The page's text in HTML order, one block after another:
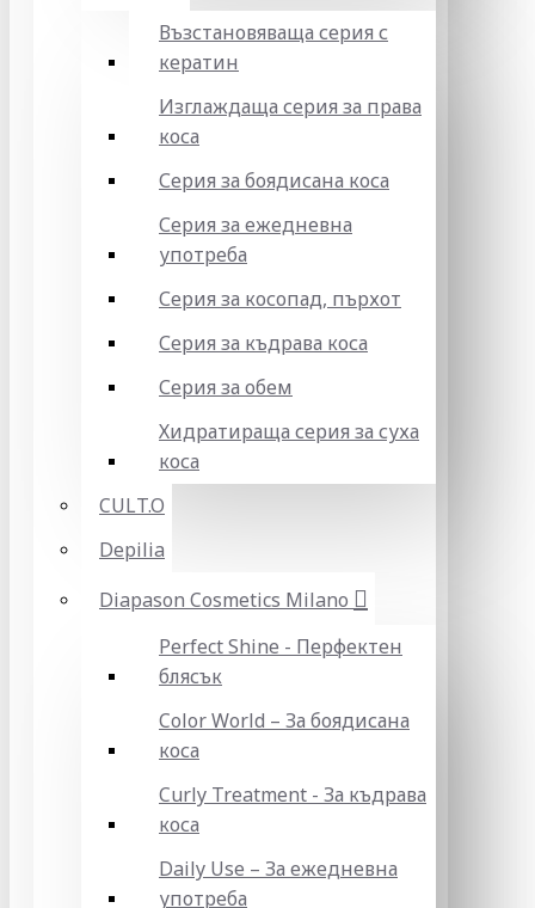
Възстановяваща серия с
кератин
Изглаждаща серия за права
коса
Серия за боядисана коса
Серия за ежедневна
употреба
Серия за косопад, пърхот
Серия за къдрава коса
Серия за обем
Хидратираща серия за суха
коса
CULT.O
Depilia
Diapason Cosmetics Milano
Perfect Shine - Перфектен
блясък
Color World – За боядисана
коса
Curly Treatment - За къдрава
коса
Daily Use – За ежедневна
употреба